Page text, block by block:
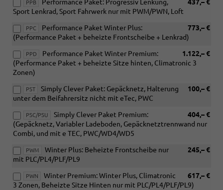
PPB 437,– €
Performance Paket: Progressiv Lenkung,
Sport Lenkrad, Sport Fahrwerk nur mit PWM/PWN, Loft
PPC 773,– €
Performance Paket Winter Plus:
(Performance Paket + beheizte Frontscheibe + Lenkrad)
PPD 1.122,– €
Performance Paket Winter Premium:
(Performance Paket + beheizte Sitze hinten, Climatronic 3
Zonen)
PST 100,– €
Simply Clever Paket: Gepäcknetz, Halterung
unter dem Beifahrersitz nicht mit eTec, PWC
PSC/PSU 404,– €
Simply Clever Paket Premium:
(Gepäcknetz, Variabler Ladeboden, Gepäcknetztrennwand nur
Combi, und mit e TEC, PWC/WD4/WD5
PWM 245,– €
Winter Plus: Beheizte Frontscheibe nur
mit PLC/PL4/PLF/PL9
PWN 617,– €
Winter Premium: Winter Plus, Climatronic
3 Zonen, Beheizte Sitze Hinten nur mit PLC/PL4/PLF/PL9)